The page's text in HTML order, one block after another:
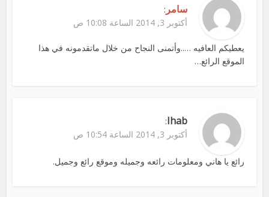
سامر :
أكتوبر 3, 2014 الساعة 10:08 ص
يعطيكم العافيه …..وأتمنى النجاح من خلال ماتقدمونه في هذا
الموقع الرائع…
Ihab
:
أكتوبر 3, 2014 الساعة 10:54 ص
رائع يا هاني ومعلومات رائعه وجميله وموقع رائع وجميل.